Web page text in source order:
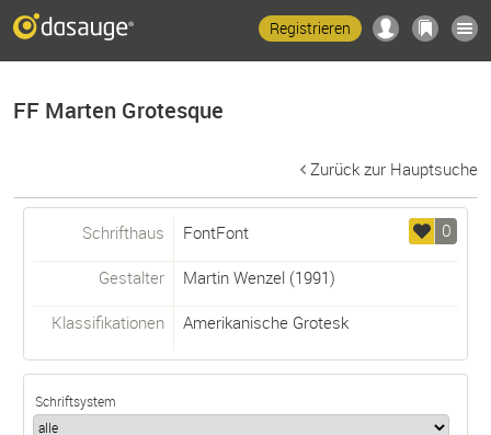
Registrieren
FF Marten Grotesque
Zurück zur Hauptsuche
0
Schrifthaus FontFont
Gestalter Martin Wenzel(1991)
Klassifikationen Amerikanische Grotesk
Schriftsystem